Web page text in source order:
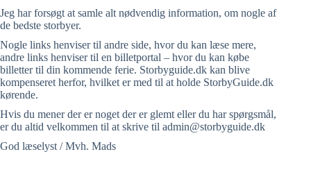
Jeg har forsøgt at samle alt nødvendig information, om nogle af
de bedste storbyer.
Nogle links henviser til andre side, hvor du kan læse mere,
andre links henviser til en billetportal – hvor du kan købe
billetter til din kommende ferie. Storbyguide.dk kan blive
kompenseret herfor, hvilket er med til at holde StorbyGuide.dk
kørende.
Hvis du mener der er noget der er glemt eller du har spørgsmål,
er du altid velkommen til at skrive til admin@storbyguide.dk
God læselyst / Mvh. Mads